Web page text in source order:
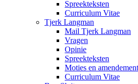
Spreekteksten
Curriculum Vitae
Tjerk Langman
Mail Tjerk Langman
Vragen
Opinie
Spreekteksten
Moties en
Curriculum Vitae